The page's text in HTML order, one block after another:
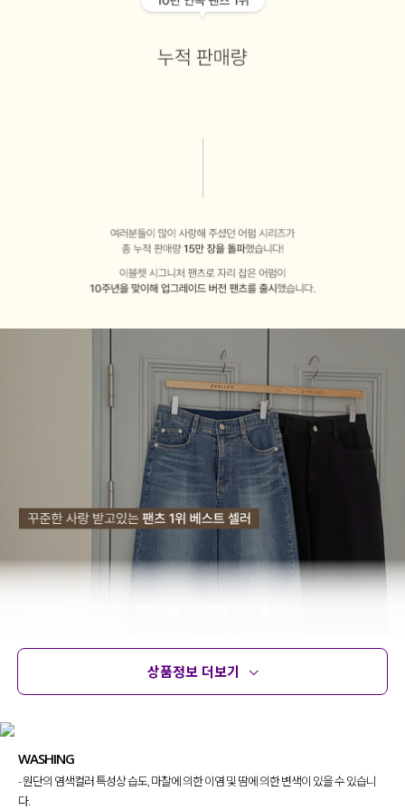
상품정보 더보기
WASHING
- 원단의 염색컬러 특성상 습도, 마찰에 의한 이염 및 땀에 의한 변색이 있을 수 있습니
다.